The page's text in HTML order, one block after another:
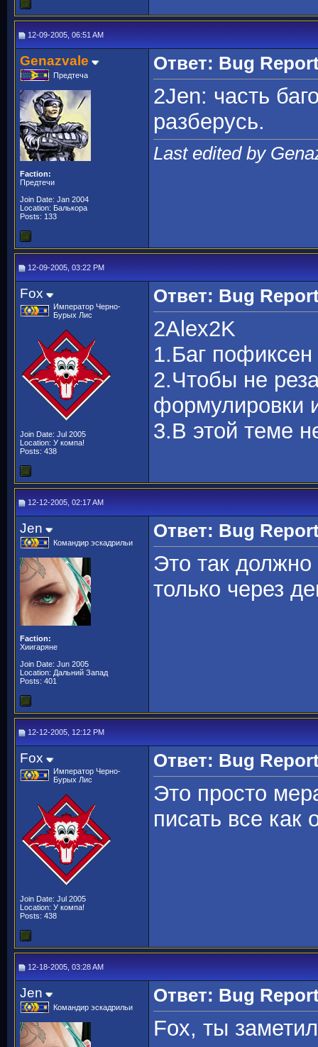
12-09-2005, 06:51 AM
Genazvale
Предтеча
Faction:
Предтечи
Join Date: Jan 2004
Location: Балькора
Posts: 133
Ответ: Bug
2Jen: часть
разберусь.
Last edited by
12-09-2005, 03:22 PM
Fox
Император Черно-
Бурых Лис
Join Date: Jul 2005
Location: У компа!
Posts: 438
Ответ: Bug
2Alex2K
1.Баг пофиксен
2.Чтобы не
формулировки
3.В этой теме
12-12-2005, 02:17 AM
Jen
Командир эскадрильи
Faction:
Хиигаряне
Join Date: Jun 2005
Location: Дальний Запад
Posts: 401
Ответ: Bug
Это так
только через
12-12-2005, 12:12 PM
Fox
Император Черно-
Бурых Лис
Join Date: Jul 2005
Location: У компа!
Posts: 438
Ответ: Bug
Это просто
писать все как
12-18-2005, 03:28 AM
Jen
Командир эскадрильи
Ответ: Bug
Fox, ты